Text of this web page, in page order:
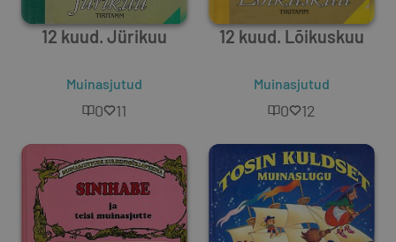
12 kuud. Jürikuu
Muinasjutud
0 11
12 kuud. Lõikuskuu
Muinasjutud
0 12